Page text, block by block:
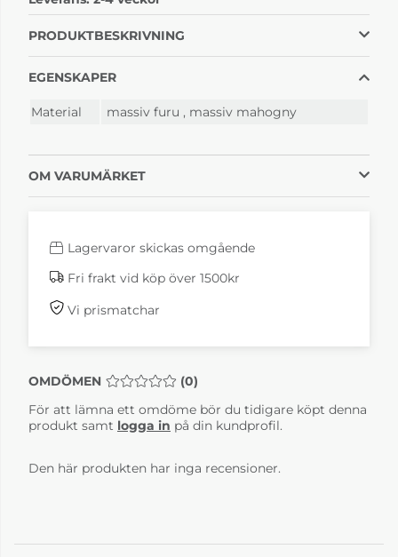
Mahogny
4 410 kr
Furu
PRODUKTBESKRIVNING
EGENSKAPER
Material massiv furu , massiv mahogny
OM VARUMÄRKET
Lagervaror skickas omgående
Fri frakt vid köp över 1500kr
Vi prismatchar
OMDÖMEN MEDELBETYG 0 AV 5 ANTAL BETYG 0
(0)
För att lämna ett omdöme bör du tidigare köpt denna
produkt samt logga in på din kundprofil.
Den här produkten har inga recensioner.